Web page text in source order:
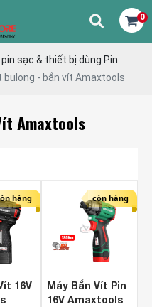
0
pin sạc & thiết bị dùng Pin
bulong - bắn vít Amaxtools
Amaxtools
hàng
16V
còn hàng
Máy Bắn Vít Pin
16V Amaxtools